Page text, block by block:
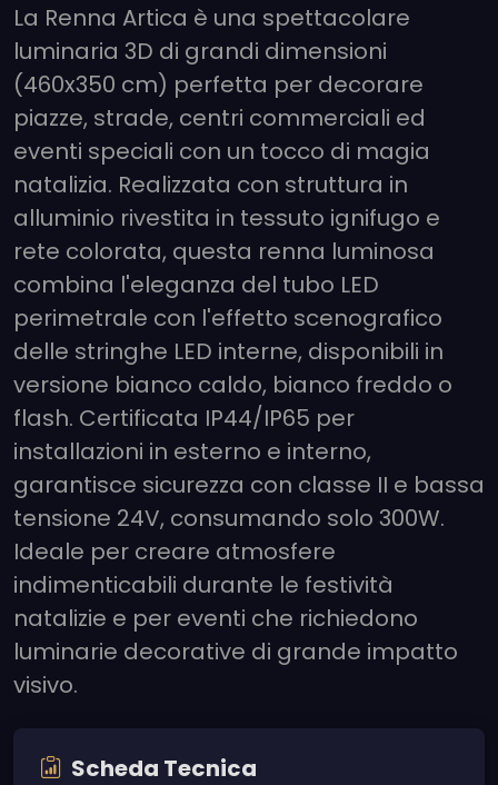
La Renna Artica è una spettacolare
luminaria 3D di grandi dimensioni
(460x350 cm) perfetta per decorare
piazze, strade, centri commerciali ed
eventi speciali con un tocco di magia
natalizia. Realizzata con struttura in
alluminio rivestita in tessuto ignifugo e
rete colorata, questa renna luminosa
combina l'eleganza del tubo LED
perimetrale con l'effetto scenografico
delle stringhe LED interne, disponibili in
versione bianco caldo, bianco freddo o
flash. Certificata IP44/IP65 per
installazioni in esterno e interno,
garantisce sicurezza con classe II e bassa
tensione 24V, consumando solo 300W.
Ideale per creare atmosfere
indimenticabili durante le festività
natalizie e per eventi che richiedono
luminarie decorative di grande impatto
visivo.
Scheda Tecnica